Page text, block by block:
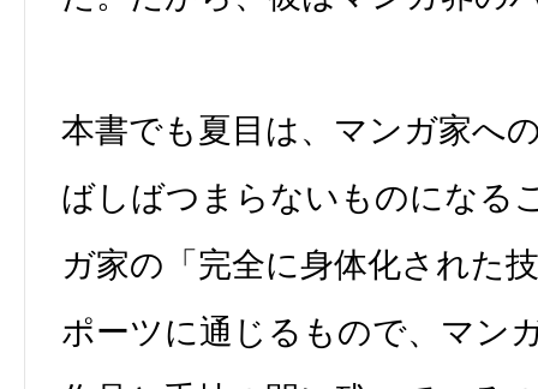
本書でも夏目は、マンガ家へ
ばしばつまらないものになる
ガ家の「完全に身体化された
ポーツに通じるもので、マン